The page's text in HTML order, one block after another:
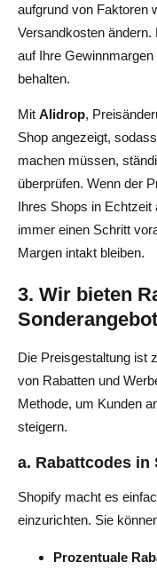
aufgrund von Faktoren
Versandkosten
auf Ihre
behalten.
Mit Alidrop,
Shop angezeigt,
machen müssen,
überprüfen. Wenn der
Ihres Shops in
immer einen Schritt
Margen intakt bleiben.
3. Wir bieten
Die Preisgestaltung ist
von Rabatten und
Methode, um Kunden
steigern.
a. Rabattcodes
Shopify macht es
einzurichten. Sie
Prozentuale